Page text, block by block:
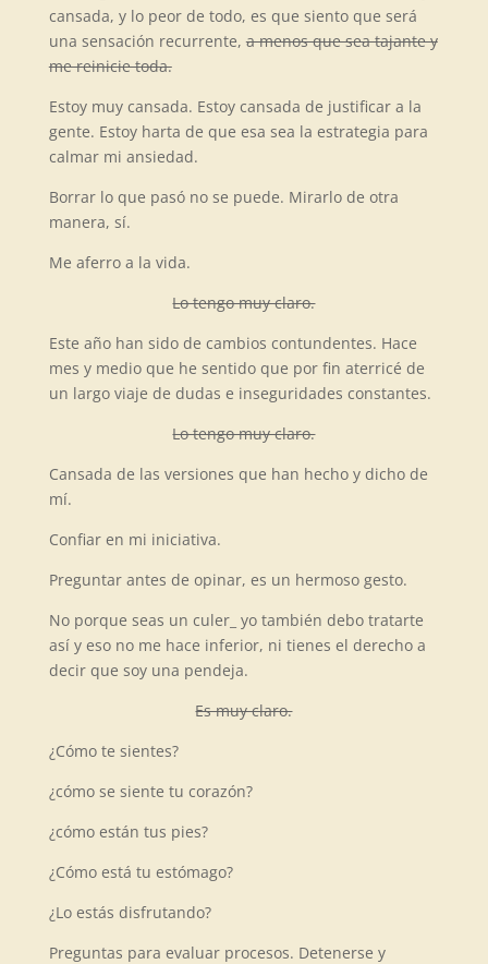
cansada, y lo peor de todo, es que siento que será
una sensación recurrente,a menos que sea tajante y
me reinicie toda.
Estoy muy cansada. Estoy cansada de justificar a la
gente. Estoy harta de que esa sea la estrategia para
calmar mi ansiedad.
Borrar lo que pasó no se puede. Mirarlo de otra
manera, sí.
Me aferro a la vida.
Lo tengo muy claro.
Este año han sido de cambios contundentes. Hace
mes y medio que he sentido que por fin aterricé de
un largo viaje de dudas e inseguridades constantes.
Lo tengo muy claro.
Cansada de las versiones que han hecho y dicho de
mí.
Confiar en mi iniciativa.
Preguntar antes de opinar, es un hermoso gesto.
No porque seas un culer_ yo también debo tratarte
así y eso no me hace inferior, ni tienes el derecho a
decir que soy una pendeja.
Es muy claro.
¿Cómo te sientes?
¿cómo se siente tu corazón?
¿cómo están tus pies?
¿Cómo está tu estómago?
¿Lo estás disfrutando?
Preguntas para evaluar procesos. Detenerse y